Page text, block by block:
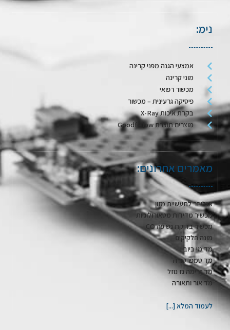
נימ:
אמצעי הגנה מפני קרינה
מוני קרינה
מכשור רפואי
פיסיקה גרעינית – מכשור
בקרת איכות X-Ray
מוצרים תוצרת Goodfellow
מאמרים אחרונים:
אנלייזר לתעשיית מזון
מכשיר מדידות מטאורולוגיות
מכשיר בדיקת נשיפה CO
מונה חלקיקים
מד מי ביוב
מד טמפרטורה
מד זרימה גז נוזל
מד אור ותאורה
לעמוד המלא [...]